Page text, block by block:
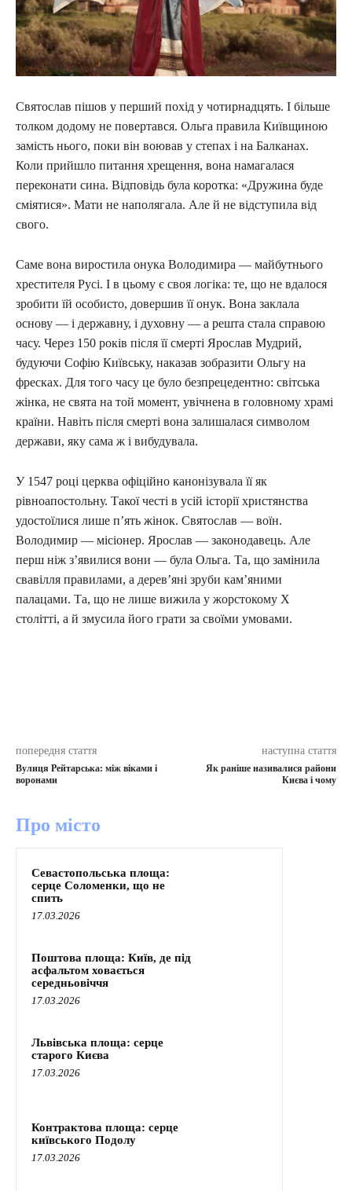
Святослав пішов у перший похід у чотирнадцять. І більше
толком додому не повертався. Ольга правила Київщиною
замість нього, поки він воював у степах і на Балканах.
Коли прийшло питання хрещення, вона намагалася
переконати сина. Відповідь була коротка: «Дружина буде
сміятися». Мати не наполягала. Але й не відступила від
свого.
Саме вона виростила онука Володимира — майбутнього
хрестителя Русі. І в цьому є своя логіка: те, що не вдалося
зробити їй особисто, довершив її онук. Вона заклала
основу — і державну, і духовну — а решта стала справою
часу. Через 150 років після її смерті Ярослав Мудрий,
будуючи Софію Київську, наказав зобразити Ольгу на
фресках. Для того часу це було безпрецедентно: світська
жінка, не свята на той момент, увічнена в головному храмі
країни. Навіть після смерті вона залишалася символом
держави, яку сама ж і вибудувала.
У 1547 році церква офіційно канонізувала її як
рівноапостольну. Такої честі в усій історії христянства
удостоїлися лише п’ять жінок. Святослав — воїн.
Володимир — місіонер. Ярослав — законодавець. Але
перш ніж з’явилися вони — була Ольга. Та, що замінила
свавілля правилами, а дерев’яні зруби кам’яними
палацами. Та, що не лише вижила у жорстокому X
столітті, а й змусила його грати за своїми умовами.
попередня стаття
Вулиця Рейтарська: між віками і
воронами
наступна стаття
Як раніше називалися райони
Києва і чому
Про місто
Севастопольська площа:
серце Соломенки, що не
спить
17.03.2026
Поштова площа: Київ, де під
асфальтом ховається
середньовіччя
17.03.2026
Львівська площа: серце
старого Києва
17.03.2026
Контрактова площа: серце
київського Подолу
17.03.2026